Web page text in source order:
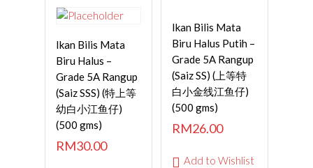
ADD TO
CART
Ikan Bilis Mata
Biru Halus –
Grade 5A Rangup
(Saiz SSS) (特上等
幼白小江鱼仔)
(500 gms)
RM30.00
Ikan Bilis Mata
Biru Halus Putih –
Grade 5A Rangup
(Saiz SS) (上等特
白小金线江鱼仔)
(500 gms)
RM26.00
Add to Wishlist